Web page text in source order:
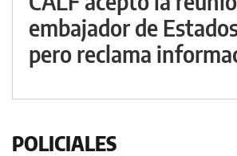
embajador de
pero reclama
POLICIALES